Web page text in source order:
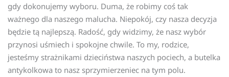
gdy dokonujemy wyboru. Duma, że robimy coś tak
ważnego dla naszego malucha. Niepokój, czy nasza decyzja
będzie tą najlepszą. Radość, gdy widzimy, że nasz wybór
przynosi uśmiech i spokojne chwile. To my, rodzice,
jesteśmy strażnikami dzieciństwa naszych pociech, a butelka
antykolkowa to nasz sprzymierzeniec na tym polu.